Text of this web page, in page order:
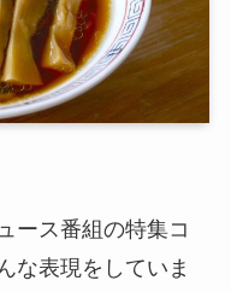
ース番組の特集コ
な表現をしていま